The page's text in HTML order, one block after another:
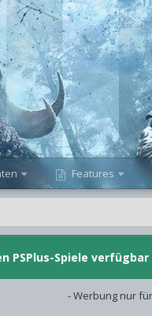
Features
PSPlus-Spiele
- Werbung nur